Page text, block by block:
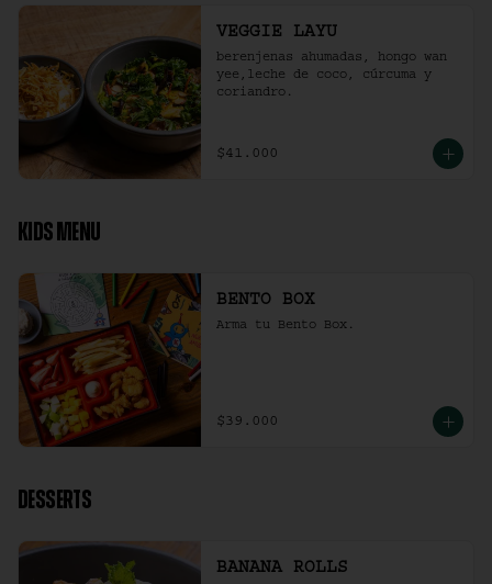
VEGGIE LAYU
berenjenas ahumadas, hongo wan
yee,leche de coco, cúrcuma y
coriandro.
$41.000
KIDS MENU
BENTO BOX
Arma tu Bento Box.
$39.000
DESSERTS
BANANA ROLLS